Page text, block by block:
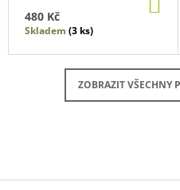
480 Kč
Skladem (3 ks)
ZOBRAZIT VŠECHNY